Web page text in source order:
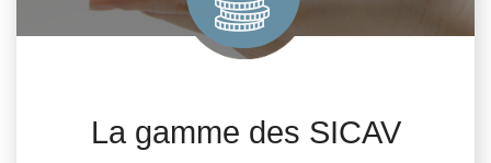
La gamme des SICAV